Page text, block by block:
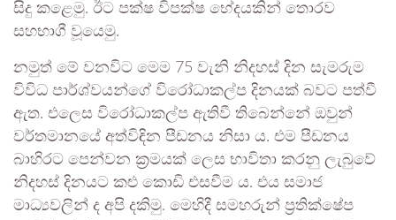
සිදු කළෙමු. ඊට පක්ෂ විපක්ෂ භේදයකින් තොරව
සහභාගී වූයෙමු.
නමුත් මේ වනවිට මෙම 75 වැනි නිදහස් දින සැමරුම
විවිධ පාර්ශ්වයන්ගේ විරෝධාකල්ප දිනයක් බවට පත්වී
ඇත. එලෙස විරෝධාකල්ප ඇතිවී තිබෙන්නේ ඔවුන්
වර්තමානයේ අත්විඳින පීඩනය නිසා ය. එම පීඩනය
බාහිරට පෙන්වන ක්‍රමයක් ලෙස භාවිතා කරනු ලැබුවේ
නිදහස් දිනයට කළු කොඩි එසවීම ය. එය සමාජ
මාධ්‍යවලින් ද අපි දකිමු. මෙහිදී සමහරුන් ප්‍රතික්ෂේප